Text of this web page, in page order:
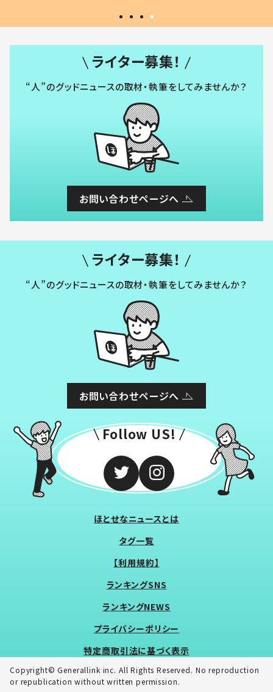
ライター募集！
“人”のグッドニュースの取材・執筆をしてみませんか？
お問い合わせページへ
ライター募集！
“人”のグッドニュースの取材・執筆をしてみませんか？
お問い合わせページへ
Follow US!
ほとせなニュースとは
タグ一覧
【利用規約】
ランキングSNS
ランキングNEWS
プライバシーポリシー
特定商取引法に基づく表示
Copyright© Generallink inc. All Rights Reserved. No reproduction
or republication without written permission.